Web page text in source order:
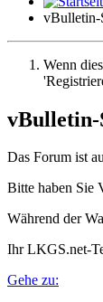
vBulletin-
Wenn
vBulletin-
Das Forum ist
Bitte haben Sie
Während der
Ihr LKGS.net-
Gehe zu: